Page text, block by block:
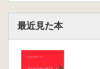
最近見た本